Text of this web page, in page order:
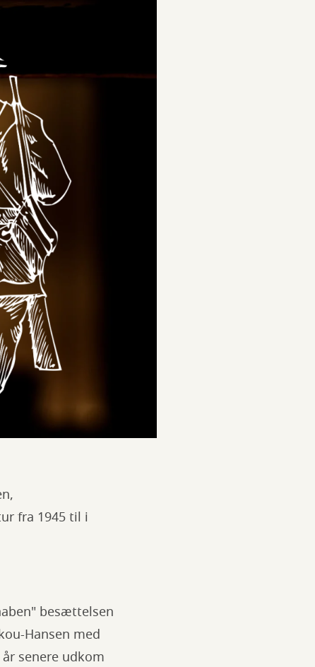
fra 1945 til i
besættelsen
Hansen med
senere udkom